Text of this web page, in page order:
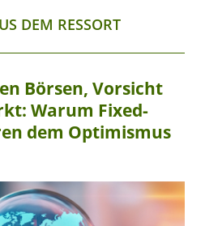
DEM RESSORT
Börsen, Vorsicht
Warum Fixed-
dem Optimismus